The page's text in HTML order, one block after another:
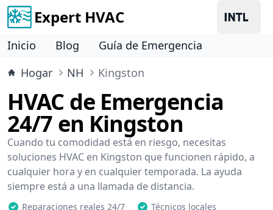
Expert HVAC
Inicio Blog
Guía de Emergencia
Hogar
NH Kingston
HVAC de Emergencia
24/7 en Kingston
Cuando tu comodidad está en riesgo, necesitas
soluciones HVAC en Kingston que funcionen rápido, a
cualquier hora y en cualquier temporada. La ayuda
siempre está a una llamada de distancia.
Reparaciones reales 24/7
Técnicos locales